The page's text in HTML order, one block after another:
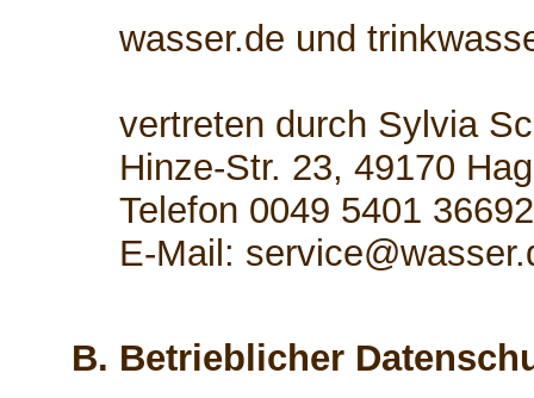
wasser.de und
vertreten durch Sylvia
Hinze-Str. 23, 49170
Telefon 0049 5401
E-Mail:
B. Betrieblicher